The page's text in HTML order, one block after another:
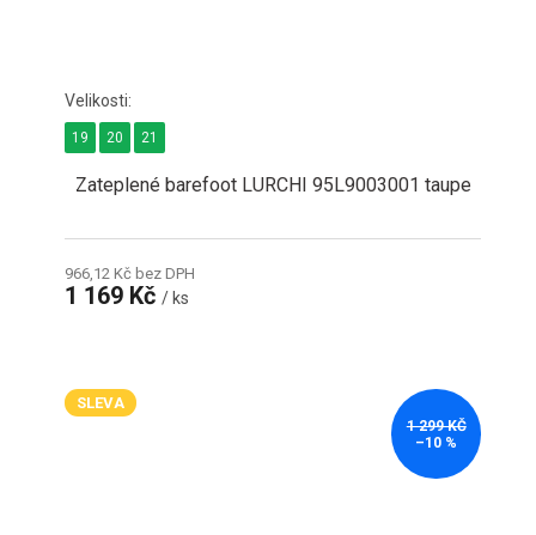
Zateplené barefoot LURCHI 95L9003001 taupe
966,12 Kč bez DPH
1 169 Kč/ ks
19 20 21
SLEVA
1 299 KČ
–10 %